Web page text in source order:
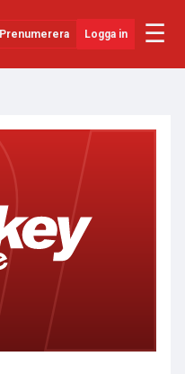
Prenumerera Logga in ☰